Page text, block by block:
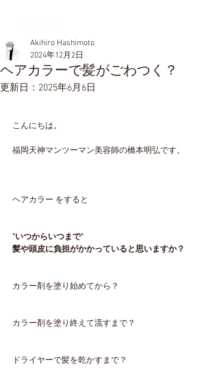
ヘアカラーで髪がごわつく？
Akihiro Hashimoto
2024年12月2日
更新日： 2025年6月6日
こんにちは。
福岡天神マンツーマン美容師の橋本明弘です。
ヘアカラー をすると
"いつからいつまで"
髪や頭皮に負担がかかっていると思いますか？
カラー剤を塗り始めてから？
カラー剤を塗り終えて流すまで？
ドライヤーで髪を乾かすまで？